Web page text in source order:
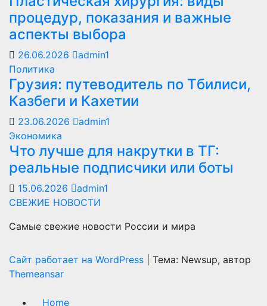
процедур, показания и важные
аспекты выбора
26.06.2026
admin1
Политика
Грузия: путеводитель по Тбилиси,
Казбеги и Кахетии
23.06.2026
admin1
Экономика
Что лучше для накрутки в ТГ:
реальные подписчики или боты
15.06.2026
admin1
СВЕЖИЕ НОВОСТИ
Самые свежие новости России и мира
Сайт работает на WordPress
Тема: Newsup, автор
Themeansar
Home